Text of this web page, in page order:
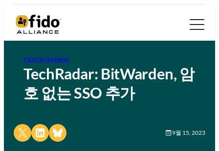
FIDO in the News
TechRadar: BitWarden, 암
호 없는 SSO 추가
Share on X Share on LinkedIn
Share on Bluesky 9월 15, 2023